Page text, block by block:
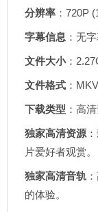
分辨率 ：720P
字幕信息 ：无
文件大小：
文件格式 ：
下载类型 ：高
独家高清资源
片爱好者观赏。
独家高清音轨
的体验。